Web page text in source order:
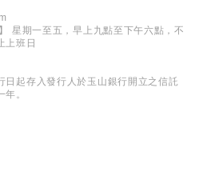
星期一至五，早上九點至下午六點，不
上班日
日起存入發行人於玉山銀行開立之信託
。